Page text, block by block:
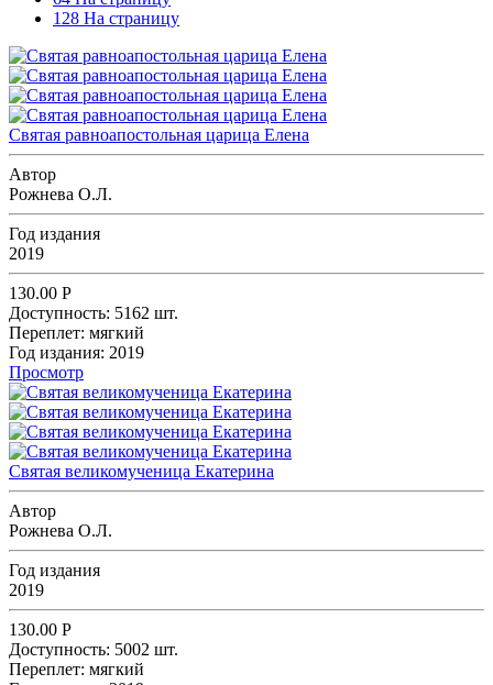
128 На страницу
Святая равноапостольная царица Елена
Автор
Рожнева О.Л.
Год издания
2019
130.00 Р
Доступность: 5162 шт.
Переплет: мягкий
Год издания: 2019
Просмотр
Святая великомученица Екатерина
Автор
Рожнева О.Л.
Год издания
2019
130.00 Р
Доступность: 5002 шт.
Переплет: мягкий